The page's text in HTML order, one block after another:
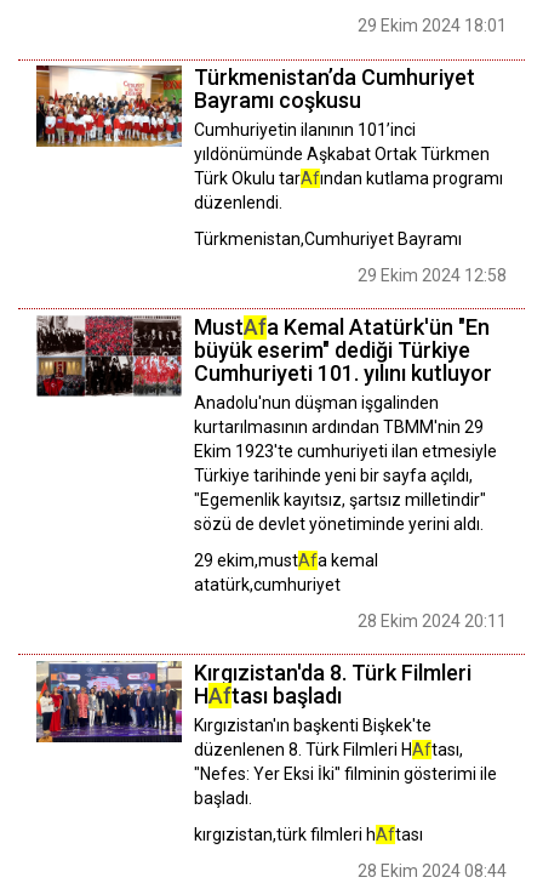
29 Ekim 2024 18:01
Türkmenistan’da Cumhuriyet
Bayramı coşkusu
Cumhuriyetin ilanının 101’inci
yıldönümünde Aşkabat Ortak Türkmen
Türk Okulu tarAfından kutlama programı
düzenlendi.
Türkmenistan,Cumhuriyet Bayramı
29 Ekim 2024 12:58
MustAfa Kemal Atatürk'ün "En
büyük eserim" dediği Türkiye
Cumhuriyeti 101. yılını kutluyor
Anadolu'nun düşman işgalinden
kurtarılmasının ardından TBMM'nin 29
Ekim 1923'te cumhuriyeti ilan etmesiyle
Türkiye tarihinde yeni bir sayfa açıldı,
"Egemenlik kayıtsız, şartsız milletindir"
sözü de devlet yönetiminde yerini aldı.
29 ekim,mustAfa kemal
atatürk,cumhuriyet
28 Ekim 2024 20:11
Kırgızistan'da 8. Türk Filmleri
HAftası başladı
Kırgızistan'ın başkenti Bişkek'te
düzenlenen 8. Türk Filmleri HAftası,
"Nefes: Yer Eksi İki" filminin gösterimi ile
başladı.
kırgızistan,türk filmleri hAftası
28 Ekim 2024 08:44